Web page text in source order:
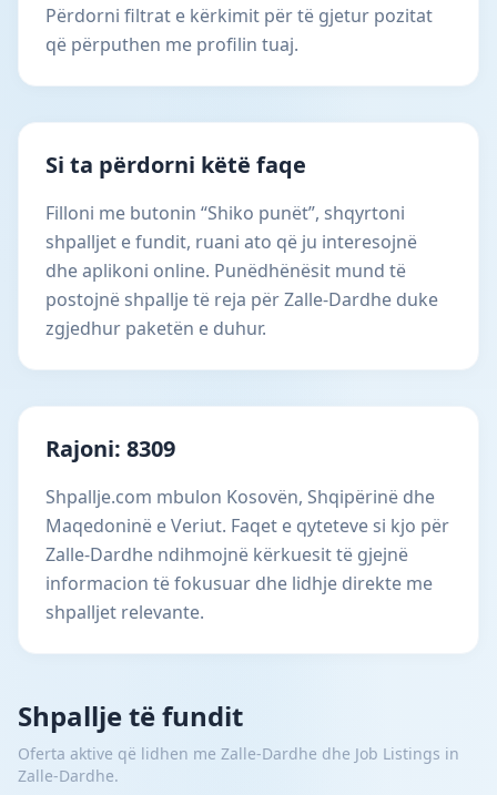
Përdorni filtrat e kërkimit për të gjetur pozitat
që përputhen me profilin tuaj.
Si ta përdorni këtë faqe
Filloni me butonin “Shiko punët”, shqyrtoni
shpalljet e fundit, ruani ato që ju interesojnë
dhe aplikoni online. Punëdhënësit mund të
postojnë shpallje të reja për Zalle-Dardhe duke
zgjedhur paketën e duhur.
Rajoni: 8309
Shpallje.com mbulon Kosovën, Shqipërinë dhe
Maqedoninë e Veriut. Faqet e qyteteve si kjo për
Zalle-Dardhe ndihmojnë kërkuesit të gjejnë
informacion të fokusuar dhe lidhje direkte me
shpalljet relevante.
Shpallje të fundit
Oferta aktive që lidhen me Zalle-Dardhe dhe Job Listings in
Zalle-Dardhe.